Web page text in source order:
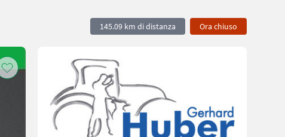
145.09 km di distanza Ora chiuso